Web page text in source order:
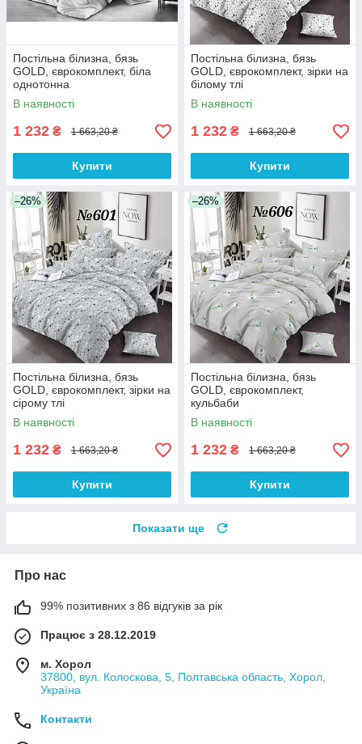
Постільна білизна, бязь
GOLD, єврокомплект, біла
однотонна
В наявності
1 232 ₴ 1 663,20 ₴
Купити
Постільна білизна, бязь
GOLD, єврокомплект, зірки на
білому тлі
В наявності
1 232 ₴ 1 663,20 ₴
Купити
–26%
Постільна білизна, бязь
GOLD, єврокомплект, зірки на
сірому тлі
В наявності
1 232 ₴ 1 663,20 ₴
Купити
–26%
Постільна білизна, бязь
GOLD, єврокомплект,
кульбаби
В наявності
1 232 ₴ 1 663,20 ₴
Купити
Показати ще
Про нас
99% позитивних з 86 відгуків за рік
Працює з 28.12.2019
м. Хорол
37800, вул. Колоскова, 5, Полтавська область, Хорол,
Україна
Контакти